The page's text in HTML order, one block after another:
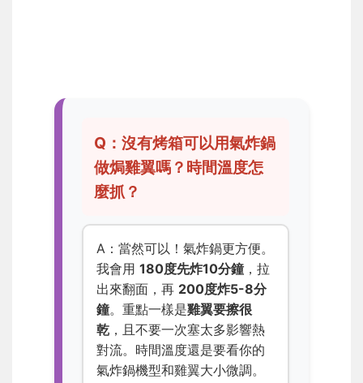
Q：沒有烤箱可以用氣炸鍋
做焗雞翼嗎？時間溫度怎
麼抓？
A：當然可以！氣炸鍋更方便。
我會用 180度先炸10分鐘，拉
出來翻面，再 200度炸5-8分
鐘。重點一樣是雞翼要擦很
乾 ，且不要一次塞太多影響熱
對流。時間溫度還是要看你的
氣炸鍋機型和雞翼大小微調。